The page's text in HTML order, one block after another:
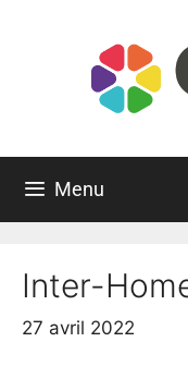
Menu
Inter-
27 avril 2022